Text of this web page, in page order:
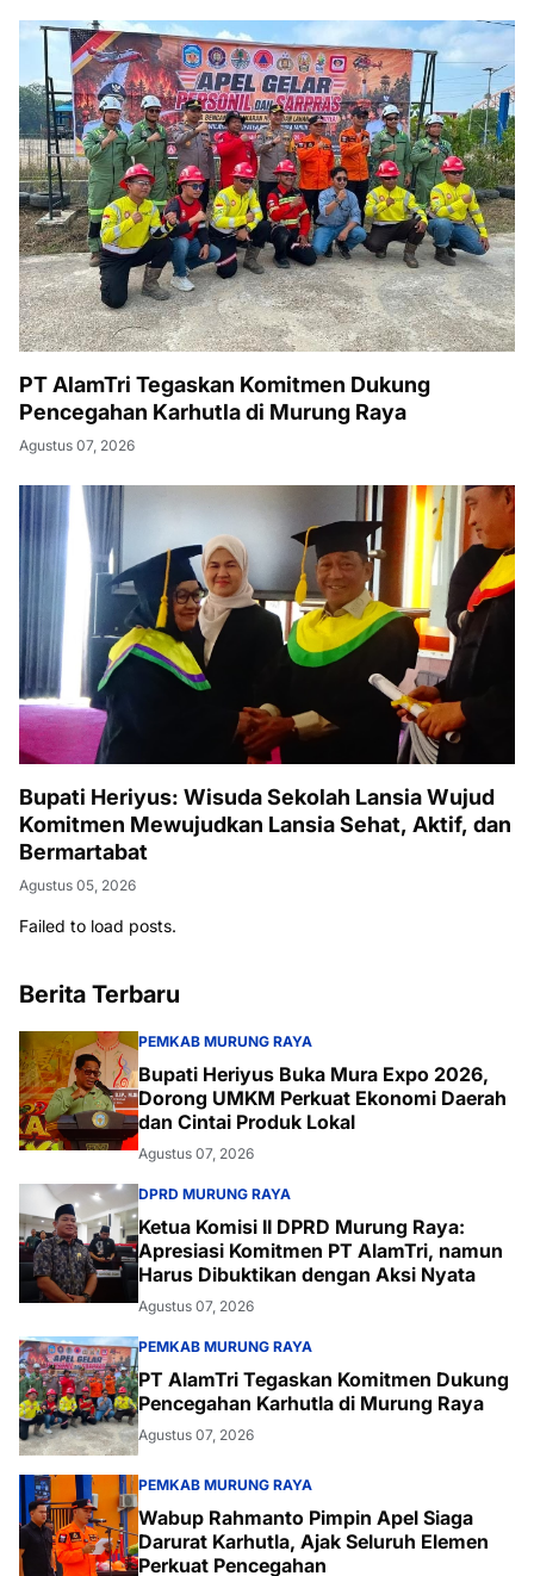
PT AlamTri Tegaskan Komitmen Dukung
Pencegahan Karhutla di Murung Raya
Agustus 07, 2026
Bupati Heriyus: Wisuda Sekolah Lansia Wujud
Komitmen Mewujudkan Lansia Sehat, Aktif, dan
Bermartabat
Agustus 05, 2026
Failed to load posts.
Berita Terbaru
PEMKAB MURUNG RAYA
Bupati Heriyus Buka Mura Expo 2026,
Dorong UMKM Perkuat Ekonomi Daerah
dan Cintai Produk Lokal
Agustus 07, 2026
DPRD MURUNG RAYA
Ketua Komisi II DPRD Murung Raya:
Apresiasi Komitmen PT AlamTri, namun
Harus Dibuktikan dengan Aksi Nyata
Agustus 07, 2026
PEMKAB MURUNG RAYA
PT AlamTri Tegaskan Komitmen Dukung
Pencegahan Karhutla di Murung Raya
Agustus 07, 2026
PEMKAB MURUNG RAYA
Wabup Rahmanto Pimpin Apel Siaga
Darurat Karhutla, Ajak Seluruh Elemen
Perkuat Pencegahan